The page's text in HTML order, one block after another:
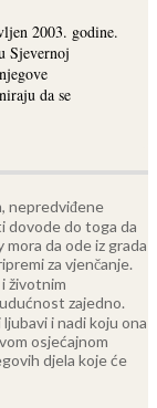
2003. godine.
Sjevernoj
da se
nepredviđene
dovode do toga da
mora da ode iz grada
za vjenčanje.
životnim
zajedno.
i nadi koju ona
osjećajnom
djela koje će